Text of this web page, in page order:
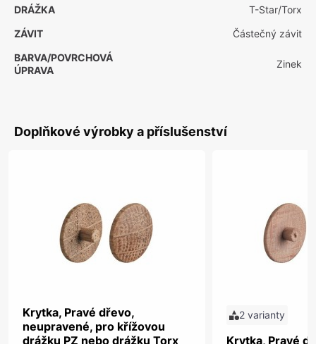
DRÁŽKA
T-Star/Torx
ZÁVIT
Částečný závit
BARVA/POVRCHOVÁ
ÚPRAVA
Zinek
Doplňkové výrobky a příslušenství
Krytka, Pravé dřevo,
neupravené, pro křížovou
drážku PZ nebo drážku Torx
2 varianty
Krytka, Pravé